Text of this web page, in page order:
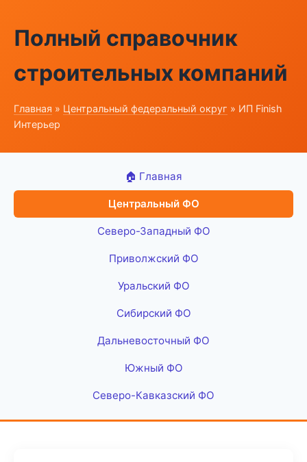
Полный справочник
строительных компаний
Главная » Центральный федеральный округ » ИП Finish
Интерьер
🏠 Главная
Центральный ФО
Северо-Западный ФО
Приволжский ФО
Уральский ФО
Сибирский ФО
Дальневосточный ФО
Южный ФО
Северо-Кавказский ФО